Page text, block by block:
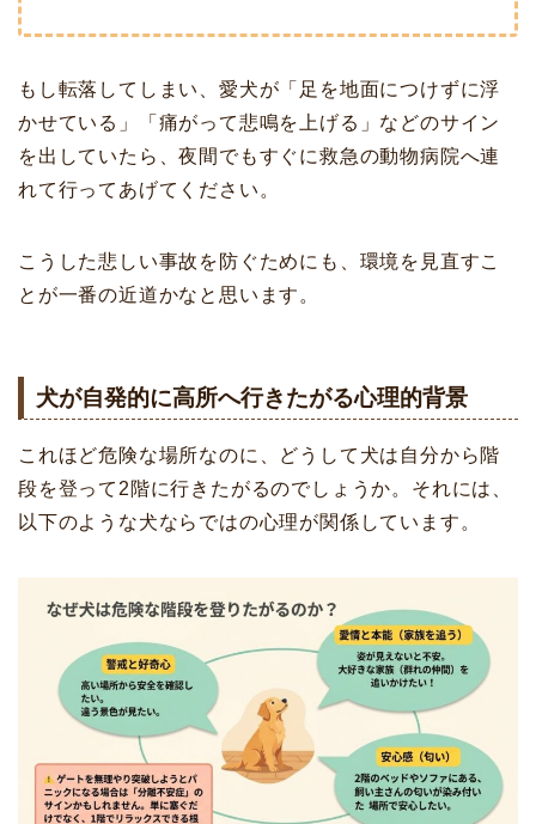
もし転落してしまい、愛犬が「足を地面につけずに浮
かせている」「痛がって悲鳴を上げる」などのサイン
を出していたら、夜間でもすぐに救急の動物病院へ連
れて行ってあげてください。
こうした悲しい事故を防ぐためにも、環境を見直すこ
とが一番の近道かなと思います。
犬が自発的に高所へ行きたがる心理的背景
これほど危険な場所なのに、どうして犬は自分から階
段を登って2階に行きたがるのでしょうか。それには、
以下のような犬ならではの心理が関係しています。